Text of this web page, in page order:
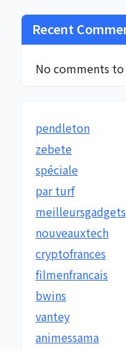
Recent
No comments to
pendleton
zebete
spéciale
par turf
meilleursgadgets
nouveauxtech
cryptofrances
filmenfrancais
bwins
vantey
animessama